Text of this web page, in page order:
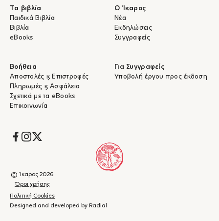
Τα βιβλία
Παιδικά Βιβλία
Βιβλία
eBooks
Ο Ίκαρος
Νέα
Εκδηλώσεις
Συγγραφείς
Βοήθεια
Αποστολές & Επιστροφές
Πληρωμές & Ασφάλεια
Σχετικά με τα eBooks
Επικοινωνία
Για Συγγραφείς
Υποβολή έργου προς έκδοση
Socials
© Ίκαρος 2026
Όροι χρήσης
Πολιτική Cookies
Designed and developed by Radial